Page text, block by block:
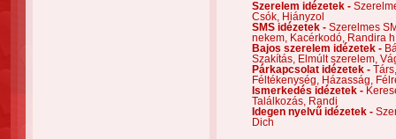
Szerelem idézetek -
Csók,
Hiányzol
SMS idézetek - Szerelmes
nekem,
Kacérkodó,
Randira
Bajos szerelem idézetek -
Szakítás,
Elmúlt szerelem,
Párkapcsolat idézetek -
Féltékenység,
Házasság,
Ismerkedés idézetek -
Találkozás,
Randi
Idegen nyelvű idézetek -
Dich